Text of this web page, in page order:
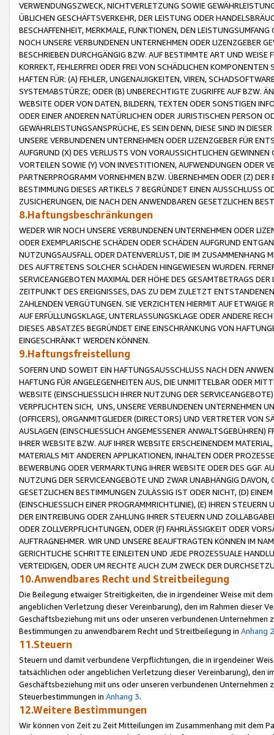
VERWENDUNGSZWECK, NICHTVERLETZUNG SOWIE
ÜBLICHEN GESCHÄFTSVERKEHR, DER LEISTUNG ODER
BESCHAFFENHEIT, MERKMALE, FUNKTIONEN, DEN
NOCH UNSERE VERBUNDENEN UNTERNEHMEN ODER LIZENZGEBER
BESCHRIEBEN DURCHGÄNGIG BZW. AUF BESTIMMTE ART UND
KORREKT, FEHLERFREI ODER FREI VON SCHÄDLICHEN
HAFTEN FÜR: (A) FEHLER, UNGENAUIGKEITEN, VIREN,
SYSTEMABSTÜRZE; ODER (B) UNBERECHTIGTE ZUGRIFFE AUF BZW.
WEBSITE ODER VON DATEN, BILDERN, TEXTEN ODER SONSTIGEN
ODER EINER ANDEREN NATÜRLICHEN ODER JURISTISCHEN PERSON
GEWÄHRLEISTUNGSANSPRÜCHE, ES SEIN DENN, DIESE SIND IN
UNSERE VERBUNDENEN UNTERNEHMEN ODER LIZENZGEBER FÜR
AUFGRUND (X) DES VERLUSTS VON VORAUSSICHTLICHEN
VORTEILEN SOWIE (Y) VON INVESTITIONEN, AUFWENDUNGEN ODER
PARTNERPROGRAMM VORNEHMEN BZW. ÜBERNEHMEN ODER (Z)
BESTIMMUNG DIESES ARTIKELS 7 BEGRÜNDET EINEN AUSSCHLUSS
ZUSICHERUNGEN, DIE NACH DEN ANWENDBAREN GESETZLICHEN
8.Haftungsbeschränkungen
WEDER WIR NOCH UNSERE VERBUNDENEN UNTERNEHMEN ODER
ODER EXEMPLARISCHE SCHÄDEN ODER SCHÄDEN AUFGRUND
NUTZUNGSAUSFALL ODER DATENVERLUST, DIE IM ZUSAMMENHANG
DES AUFTRETENS SOLCHER SCHÄDEN HINGEWIESEN WURDEN.
SERVICEANGEBOTEN MAXIMAL DER HÖHE DES GESAMTBETRAGS
ZEITPUNKT DES EREIGNISSES, DAS ZU DEM ZULETZT
ZAHLENDEN VERGÜTUNGEN. SIE VERZICHTEN HIERMIT AUF
AUF ERFÜLLUNGSKLAGE, UNTERLASSUNGSKLAGE ODER ANDERE
DIESES ABSATZES BEGRÜNDET EINE EINSCHRÄNKUNG VON
EINGESCHRÄNKT WERDEN KÖNNEN.
9.Haftungsfreistellung
SOFERN UND SOWEIT EIN HAFTUNGSAUSSCHLUSS NACH DEN
HAFTUNG FÜR ANGELEGENHEITEN AUS, DIE UNMITTELBAR ODER
WEBSITE (EINSCHLIESSLICH IHRER NUTZUNG DER
VERPFLICHTEN SICH, UNS, UNSERE VERBUNDENEN UNTERNEHMEN
(OFFICERS), ORGANMITGLIEDER (DIRECTORS) UND VERTRETER VON
AUSLAGEN (EINSCHLIESSLICH ANGEMESSENER
IHRER WEBSITE BZW. AUF IHRER WEBSITE ERSCHEINENDEM
MATERIALS MIT ANDEREN APPLIKATIONEN, INHALTEN ODER
BEWERBUNG ODER VERMARKTUNG IHRER WEBSITE ODER DES GGF.
NUTZUNG DER SERVICEANGEBOTE UND ZWAR UNABHÄNGIG
GESETZLICHEN BESTIMMUNGEN ZULÄSSIG IST ODER NICHT, (D)
(EINSCHLIESSLICH EINER PROGRAMMRICHTLINIE), (E) IHREN
DER EINTREIBUNG ODER ZAHLUNG IHRER STEUERN UND
ODER ZOLLVERPFLICHTUNGEN, ODER (F) FAHRLÄSSIGKEIT ODER
AUFTRAGNEHMER. WIR UND UNSERE BEAUFTRAGTEN KÖNNEN IM
GERICHTLICHE SCHRITTE EINLEITEN UND JEDE PROZESSUALE
VERTEIDIGEN, ODER UM RECHTE AUCH ZUM ZWECK DER
10.Anwendbares Recht und Streitbeilegung
Die Beilegung etwaiger Streitigkeiten, die in irgendeiner Weise mit
angeblichen Verletzung dieser Vereinbarung), den im Rahmen dieser
Geschäftsbeziehung mit uns oder unseren verbundenen
Bestimmungen zu anwendbarem Recht und Streitbeilegung in Anhang 2
11.Steuern
Steuern und damit verbundene Verpflichtungen, die in irgendeiner
tatsächlichen oder angeblichen Verletzung dieser Vereinbarung), den
Geschäftsbeziehung mit uns oder unseren verbundenen
Steuerbestimmungen in Anhang 3.
12.Weitere Bestimmungen
Wir können von Zeit zu Zeit Mitteilungen im Zusammenhang mit dem